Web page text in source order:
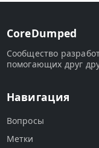
CoreDumped
Сообщество
помогающих друг
Навигация
Вопросы
Метки